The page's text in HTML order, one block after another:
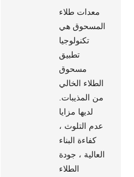
معدات طلاء
المسحوق هي
تكنولوجيا
تطبيق
مسحوق
الطلاء الخالي
من المذيبات.
لديها مزايا
عدم التلوث ،
كفاءة البناء
العالية ، جودة
الطلاء